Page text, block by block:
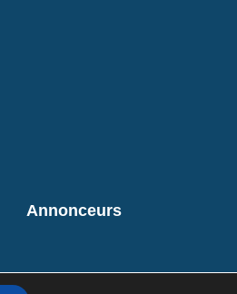
Annonceurs